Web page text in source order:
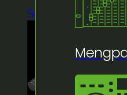
🔍